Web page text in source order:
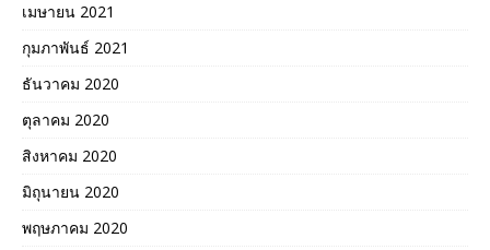
เมษายน 2021
กุมภาพันธ์ 2021
ธันวาคม 2020
ตุลาคม 2020
สิงหาคม 2020
มิถุนายน 2020
พฤษภาคม 2020